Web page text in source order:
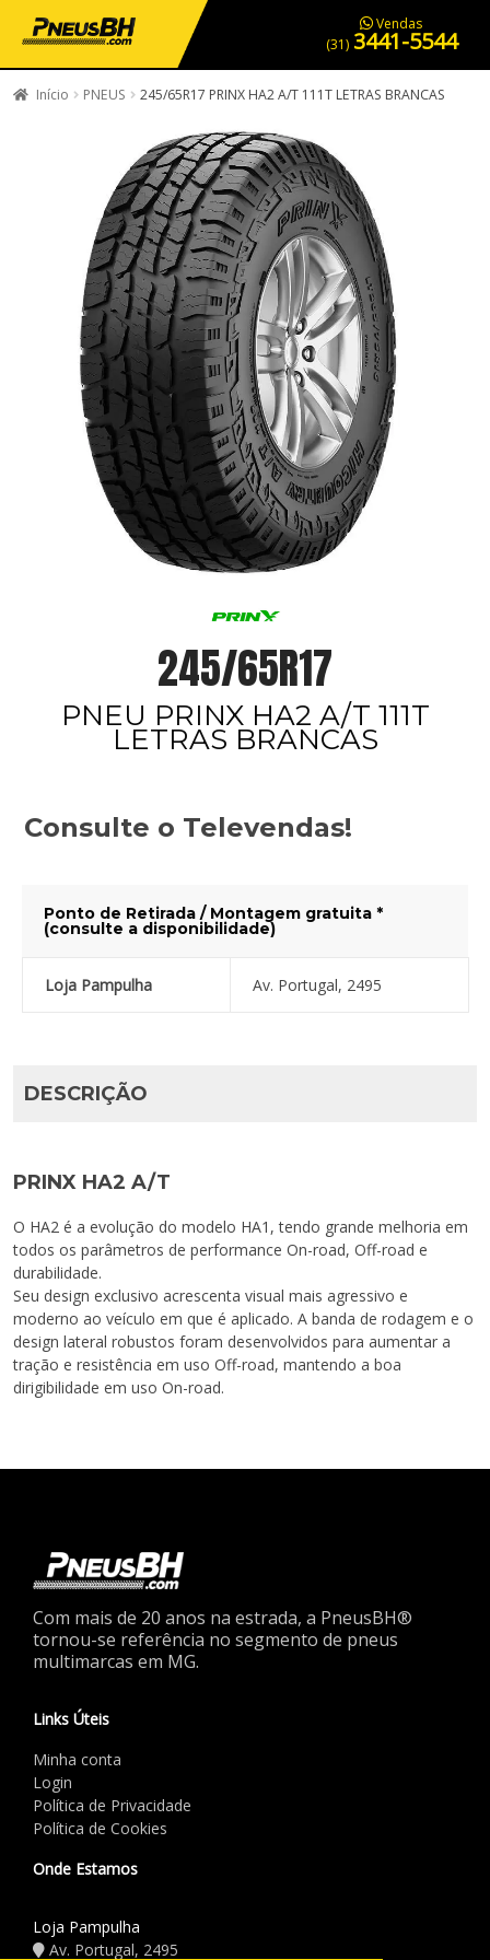
PNEUS EM OFERTA SERVIÇOS AUTOMOTIVOS NOSSA LOJA
Vendas
(31) 3441-5544
Início PNEUS 245/65R17 PRINX HA2 A/T 111T LETRAS BRANCAS
245/65R17
PNEU PRINX HA2 A/T 111T
LETRAS BRANCAS
Consulte o Televendas!
Ponto de Retirada / Montagem gratuita *
(consulte a disponibilidade)
Loja Pampulha Av. Portugal, 2495
DESCRIÇÃO
PRINX HA2 A/T
O HA2 é a evolução do modelo HA1, tendo grande melhoria em
todos os parâmetros de performance On-road, Off-road e
durabilidade.
Seu design exclusivo acrescenta visual mais agressivo e
moderno ao veículo em que é aplicado. A banda de rodagem e o
design lateral robustos foram desenvolvidos para aumentar a
tração e resistência em uso Off-road, mantendo a boa
dirigibilidade em uso On-road.
Com mais de 20 anos na estrada, a PneusBH®
tornou-se referência no segmento de pneus
multimarcas em MG.
Links Úteis
Minha conta
Login
Política de Privacidade
Política de Cookies
Onde Estamos
Loja Pampulha
Av. Portugal, 2495